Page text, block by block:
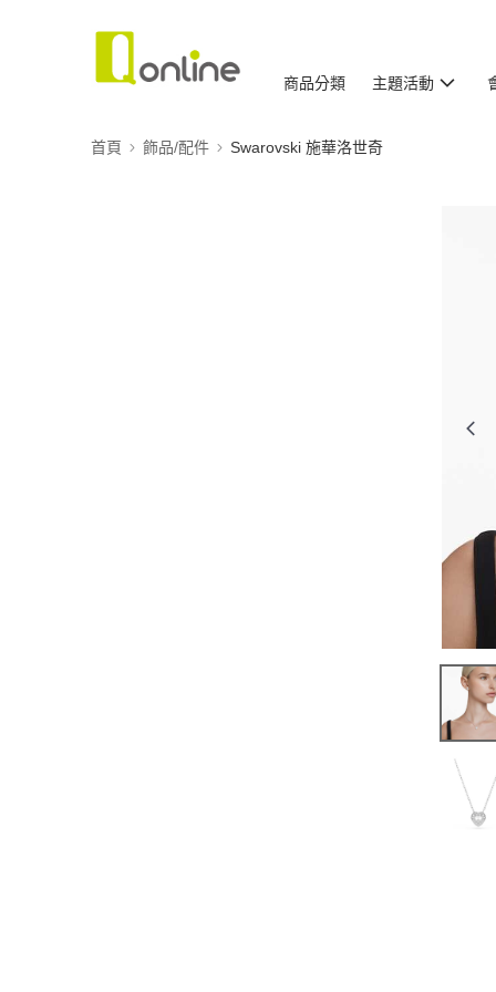
商品分類 主題活動
首頁 飾品/配件 Swarovski 施華洛世奇